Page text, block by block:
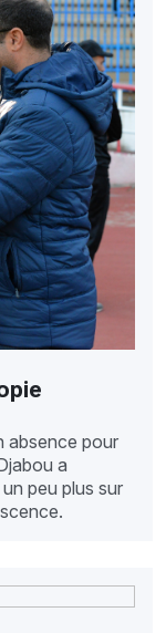
absence pour
a
peu plus sur